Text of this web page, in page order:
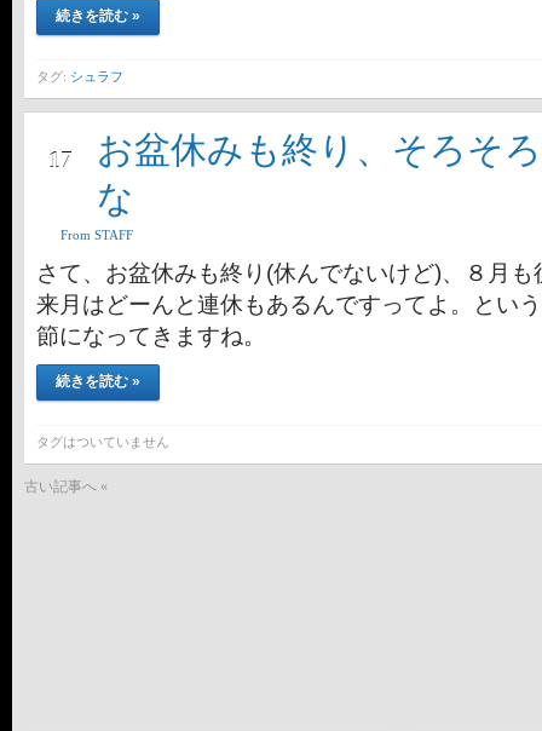
続きを読む »
タグ: シュラフ
17
お盆休みも終り、そろそ
な
From STAFF
さて、お盆休みも終り(休んでないけど)、８月
来月はどーんと連休もあるんですってよ。とい
節になってきますね。
続きを読む »
タグはついていません
古い記事へ «